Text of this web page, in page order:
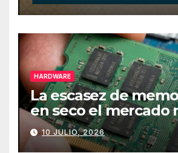
HARDWARE
La escasez de
en seco el mercado
de PCs
10 JULIO, 2026